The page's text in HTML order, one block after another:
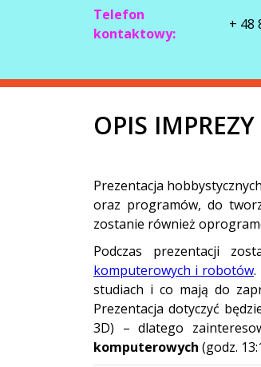
Telefon
kontaktowy:
+ 48
OPIS IMPREZY
Prezentacja
oraz programów, do
zostanie również
Podczas prezentacji
komputerowych i robotów.
studiach i co mają do
Prezentacja dotyczyć
3D) – dlatego
komputerowych (godz.